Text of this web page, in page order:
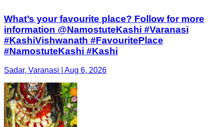
What’s your favourite place? Follow for more
information @NamostuteKashi #Varanasi
#KashiVishwanath #FavouritePlace
#NamostuteKashi #Kashi
Sadar, Varanasi | Aug 6, 2026